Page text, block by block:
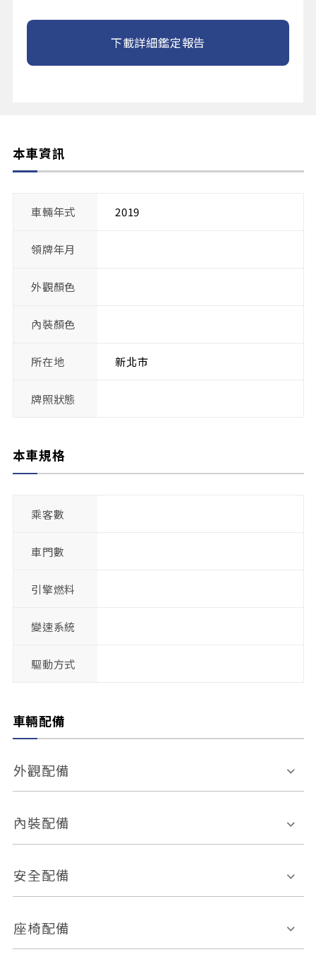
下載詳細鑑定報告
本車資訊
車輛年式 2019
領牌年月
外觀顏色
內裝顏色
所在地 新北市
牌照狀態
本車規格
乘客數
車門數
引擎燃料
變速系統
驅動方式
車輛配備
外觀配備
電動天窗
後視鏡方向指示燈
內裝配備
多功能方向盤
恆溫空調
安全配備
前座正面氣囊
座椅配備